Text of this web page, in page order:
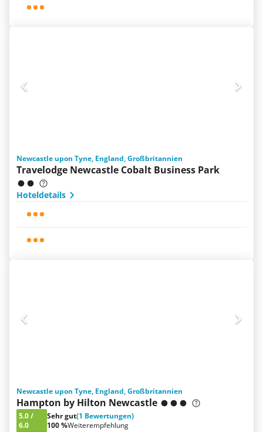
Newcastle upon Tyne, England, Großbritannien
Travelodge Newcastle Cobalt Business Park
Hoteldetails
Newcastle upon Tyne, England, Großbritannien
Hampton by Hilton Newcastle
5.0/
6.0
Sehr gut(1 Bewertungen)
100 %Weiterempfehlung